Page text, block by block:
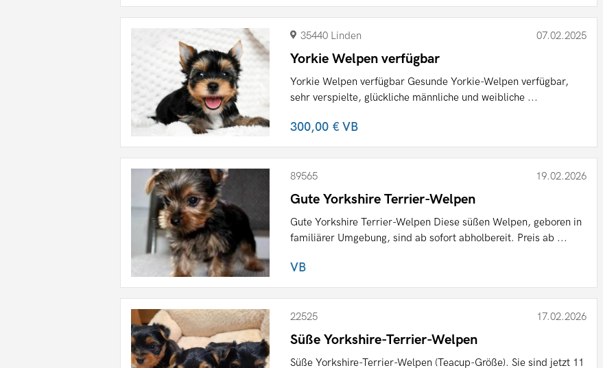
35440 Linden 07.02.2025
Yorkie Welpen verfügbar
Yorkie Welpen verfügbar Gesunde Yorkie-Welpen verfügbar,
sehr verspielte, glückliche männliche und weibliche ...
300,00 €VB
89565 19.02.2026
Gute Yorkshire Terrier-Welpen
Gute Yorkshire Terrier-Welpen Diese süßen Welpen, geboren in
familiärer Umgebung, sind ab sofort abholbereit. Preis ab ...
VB
22525 17.02.2026
Süße Yorkshire-Terrier-Welpen
Süße Yorkshire-Terrier-Welpen (Teacup-Größe). Sie sind jetzt 11